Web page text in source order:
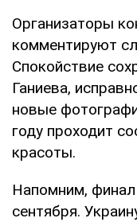
Организаторы
комментируют
Спокойствие
Ганиева,
новые
году проходит
красоты.
Напомним,
сентября.